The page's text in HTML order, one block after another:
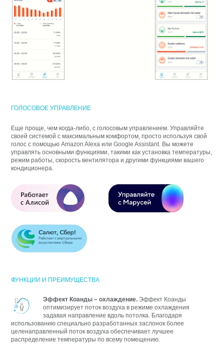
ГОЛОСОВОЕ УПРАВЛЕНИЕ
Еще проще, чем когда-либо, с голосовым управлением. Управляйте
своей системой с максимальным комфортом, просто используя свой
голос с помощью Amazon Alexa или Google Assistant. Вы можете
управлять основными функциями, такими как установка температуры,
режим работы, скорость вентилятора и другими функциями вашего
кондиционера.
ФУНКЦИИ И ПРЕИМУЩЕСТВА
Эффект Коанды – охлаждение. Эффект Коанды
оптимизирует поток воздуха в режиме охлаждения
задавая направление вдоль потолка. Благодаря
использованию специально разработанных заслонок более
целенаправленный поток воздуха обеспечивает лучшее
распределение температуры по всему помещению.